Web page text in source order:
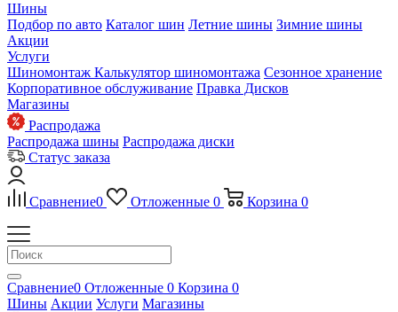
Шины
Подбор по авто Каталог шин Летние шины Зимние шины
Акции
Услуги
Шиномонтаж Калькулятор шиномонтажа Сезонное хранение
Корпоративное обслуживание Правка Дисков
Магазины
Распродажа
Распродажа шины Распродажа диски
Статус заказа
Сравнение0 Отложенные 0 Корзина 0
Сравнение0 Отложенные 0 Корзина 0
Шины Акции Услуги Магазины